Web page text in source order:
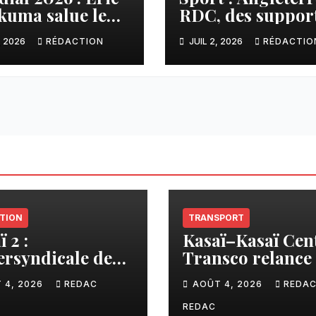
salue le
héroïque
2026 RÉDACTION
RDC, des
interpellés et
d’autres
vers des lieux
JUIL 2, 2026
2 :
des
dénonce
imposée
4, 2026 REDAC
TRANSPORT
Kasaï–Kasaï
Transco relance
liaison Tshikapa–
Tshiamu pour
faciliter les
AOÛT 4, 2026 REDAC
REDAC